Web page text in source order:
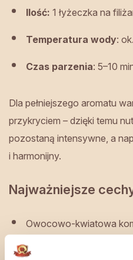
Ilość: 1 łyżeczka na
Temperatura wody:
Czas parzenia: 5–10
Dla pełniejszego aromatu
przykryciem – dzięki temu
pozostaną intensywne, a
i harmonijny.
Najważniejsze
Owocowo-kwiatowa